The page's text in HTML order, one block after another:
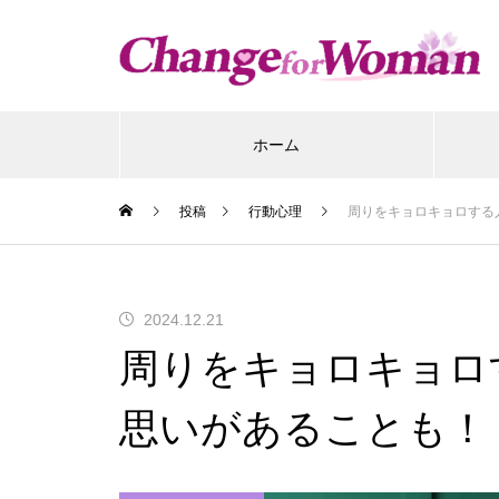
ホーム
投稿 行動心理 周りをキョロキョロす
2024.12.21
周りをキョロキョ
思いがあることも！